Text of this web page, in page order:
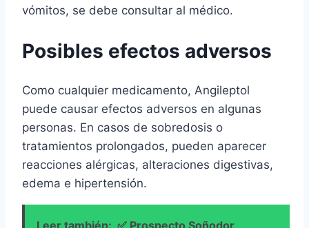
vómitos, se debe consultar al médico.
Posibles efectos adversos
Como cualquier medicamento, Angileptol
puede causar efectos adversos en algunas
personas. En casos de sobredosis o
tratamientos prolongados, pueden aparecer
reacciones alérgicas, alteraciones digestivas,
edema e hipertensión.
Leer también: ✅ Prospecto Soñodor